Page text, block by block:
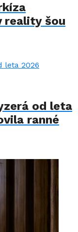
reality šou
od leta
ranné